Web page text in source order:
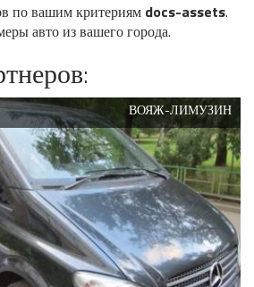
по вашим критериям docs-assets.
авто из вашего города.
ВОЯЖ-ЛИМУЗИН